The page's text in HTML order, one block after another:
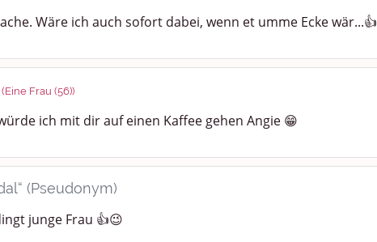
Wäre ich auch sofort dabei, wenn et umme Ecke wär...👍
(Eine Frau (56))
ich mit dir auf einen Kaffee gehen Angie 😁
(Pseudonym)
junge Frau 👍😉